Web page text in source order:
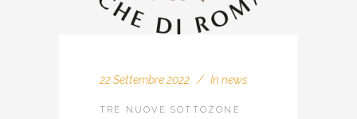
22 Settembre 2022 In news
TRE NUOVE SOTTOZONE